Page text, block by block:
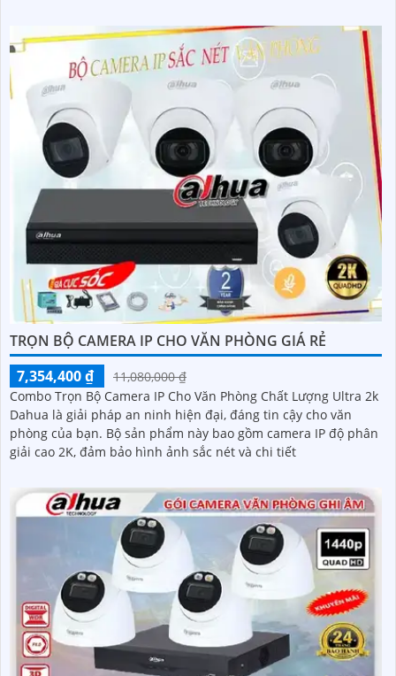
TRỌN BỘ CAMERA IP CHO VĂN PHÒNG GIÁ RẺ
7,354,400 ₫
11,080,000 ₫
Combo Trọn Bộ Camera IP Cho Văn Phòng Chất Lượng Ultra 2k
Dahua là giải pháp an ninh hiện đại, đáng tin cậy cho văn
phòng của bạn. Bộ sản phẩm này bao gồm camera IP độ phân
giải cao 2K, đảm bảo hình ảnh sắc nét và chi tiết